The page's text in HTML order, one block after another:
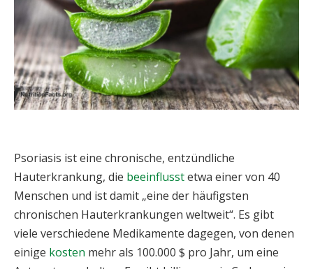
Psoriasis ist eine chronische, entzündliche
Hauterkrankung, die beeinflusstetwa einer von 40
Menschen und ist damit „eine der häufigsten
chronischen Hauterkrankungen weltweit“. Es gibt
viele verschiedene Medikamente dagegen, von denen
einige kosten mehr als 100.000 $ pro Jahr, um eine